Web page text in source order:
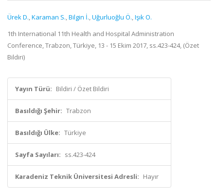
Ürek D.,Karaman S.,Bilgin İ.,Uğurluoğlu Ö.,Işık O.
1th International 11th Health and Hospital Administration
Conference, Trabzon, Türkiye, 13 - 15 Ekim 2017, ss.423-424, (Özet
Bildiri)
Yayın Türü: Bildiri / Özet Bildiri
Basıldığı Şehir: Trabzon
Basıldığı Ülke: Türkiye
Sayfa Sayıları: ss.423-424
Karadeniz Teknik Üniversitesi Adresli: Hayır